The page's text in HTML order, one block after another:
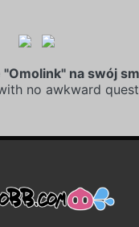
"Omolink" na swój
no awkward